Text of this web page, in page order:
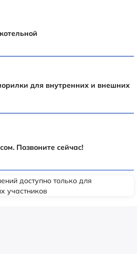
для внутренних и внешних
Позвоните сейчас!
доступно только для
участников